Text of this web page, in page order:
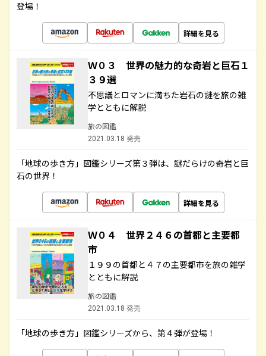
登場！
詳細を見る
Ｗ０３ 世界の魅力的な奇岩と巨石１
３９選
不思議とロマンに満ちた岩石の謎を旅の雑
学とともに解説
旅の図鑑
2021.03.18 発売
「地球の歩き方」図鑑シリーズ第３弾は、謎だらけの奇岩と巨
石の世界！
詳細を見る
Ｗ０４ 世界２４６の首都と主要都
市
１９９の首都と４７の主要都市を旅の雑学
とともに解説
旅の図鑑
2021.03.18 発売
「地球の歩き方」図鑑シリーズから、第４弾が登場！